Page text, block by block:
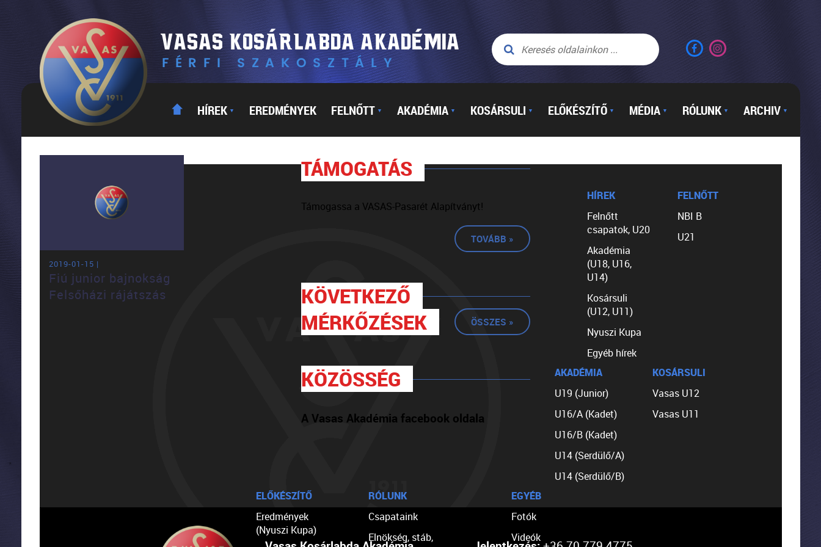
HÍREK ▼ EREDMÉNYEK FELNŐTT ▼ AKADÉMIA ▼ KOSÁRSULI ▼ ELŐKÉSZÍTŐ ▼ MÉDIA ▼ RÓLUNK ▼ ARCHIV ▼
2019-01-15 |
Fiú junior bajnokság
Felsőházi rájátszás
TÁMOGATÁS
Támogassa a VASAS-Pasarét Alapítványt!
TOVÁBB »
KÖVETKEZŐ
MÉRKŐZÉSEK
ÖSSZES »
KÖZÖSSÉG
A Vasas Akadémia facebook oldala
HÍREK
Felnőtt
csapatok, U20
Akadémia
(U18, U16,
U14)
Kosársuli
(U12, U11)
Nyuszi Kupa
Egyéb hírek
FELNŐTT
NBI B
U21
AKADÉMIA
U19 (Junior)
U16/A (Kadet)
U16/B (Kadet)
U14 (Serdülő/A)
U14 (Serdülő/B)
KOSÁRSULI
Vasas U12
Vasas U11
ELŐKÉSZÍTŐ
Eredmények
(Nyuszi Kupa)
RÓLUNK
Csapataink
Elnökség, stáb,
EGYÉB
Fotók
Videók